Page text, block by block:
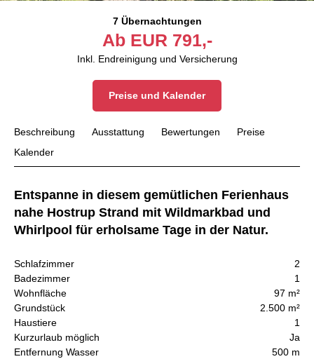
7 Übernachtungen
Ab EUR 791,-
Inkl. Endreinigung und Versicherung
Preise und Kalender
Beschreibung Ausstattung Bewertungen
Preise
Kalender
Entspanne in diesem gemütlichen Ferienhaus
nahe Hostrup Strand mit Wildmarkbad und
Whirlpool für erholsame Tage in der Natur.
Schlafzimmer
2
Badezimmer
1
Wohnfläche
97 m²
Grundstück
2.500 m²
Haustiere
1
Kurzurlaub möglich
Ja
Entfernung Wasser
500 m